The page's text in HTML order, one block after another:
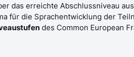
das erreichte Abschlussniveau
für die Sprachentwicklung der
des Common European